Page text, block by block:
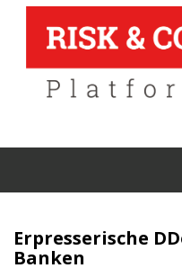
Erpresserische
Banken